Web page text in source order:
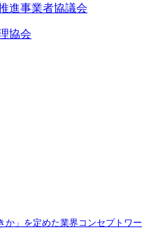
進事業者協議会
か」を定めた業界コンセプトワー